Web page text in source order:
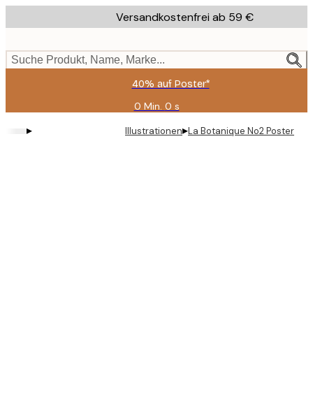
to
content.
Versandkostenfrei ab 59 €
Suche Produkt, Name, Marke...
40% auf Poster*
0 Min. 0 s
Gültig
bis:
2026-
▸ Illustrationen▸La Botanique No2 Poster